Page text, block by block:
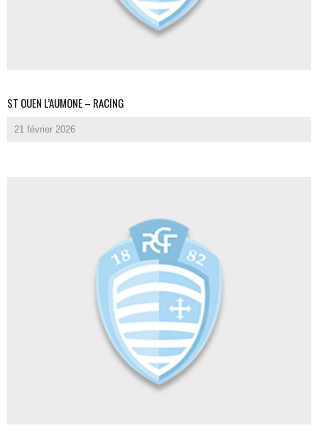
ST OUEN L’AUMONE – RACING
21 février 2026